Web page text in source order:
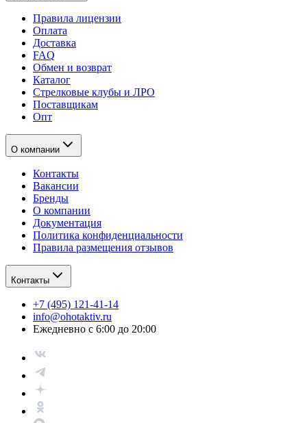
Правила лицензии
Оплата
Доставка
FAQ
Обмен и возврат
Каталог
Стрелковые клубы и ЛРО
Поставщикам
Опт
О компании
Контакты
Вакансии
Бренды
О компании
Документация
Политика конфиденциальности
Правила размещения отзывов
Контакты
+7 (495) 121-41-14
info@ohotaktiv.ru
Ежедневно с 6:00 до 20:00